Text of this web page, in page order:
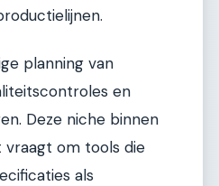
planning van
en
Deze niche binnen
om tools die
als